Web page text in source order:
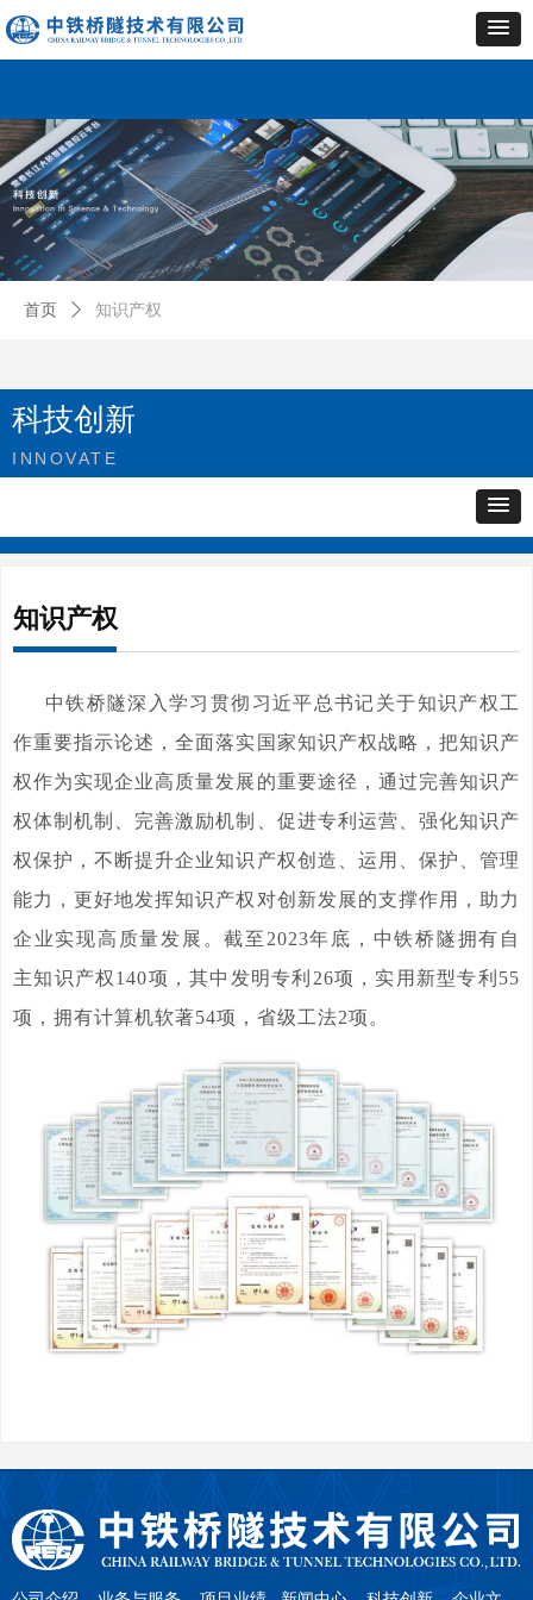
首页 ꄲ 知识产权
科技创新
INNOVATE
知识产权
中铁桥隧深入学习贯彻习近平总书记关于知识产权工
作重要指示论述，全面落实国家知识产权战略，把知识产
权作为实现企业高质量发展的重要途径，通过完善知识产
权体制机制、完善激励机制、促进专利运营、强化知识产
权保护，不断提升企业知识产权创造、运用、保护、管理
能力，更好地发挥知识产权对创新发展的支撑作用，助力
企业实现高质量发展。截至2023年底，中铁桥隧拥有自
主知识产权140项，其中发明专利26项，实用新型专利55
项，拥有计算机软著54项，省级工法2项。